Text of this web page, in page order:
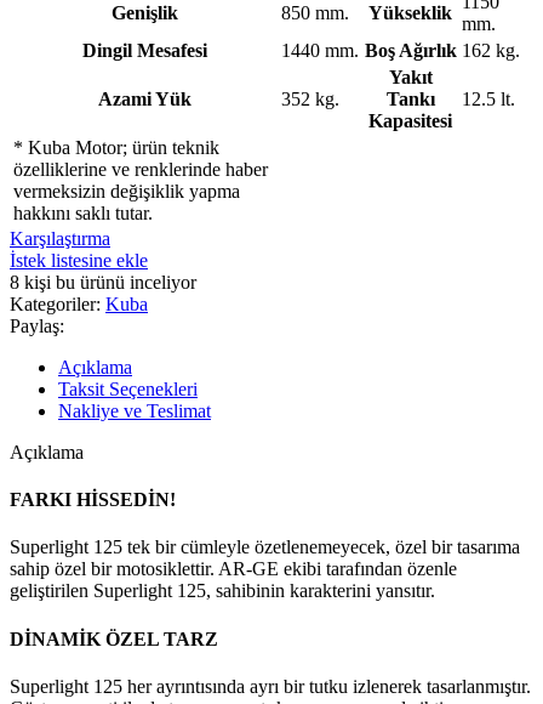
Genişlik 850 mm. Yükseklik
mm.
Dingil Mesafesi
1440 mm. Boş Ağırlık 162 kg.
Azami Yük 352 kg.
Yakıt
Tankı
Kapasitesi
12.5 lt.
* Kuba Motor; ürün teknik
özelliklerine ve renklerinde haber
vermeksizin değişiklik yapma
hakkını saklı tutar.
Karşılaştırma
İstek listesine ekle
8 kişi bu ürünü inceliyor
Kategoriler: Kuba
Paylaş:
Açıklama
Taksit Seçenekleri
Nakliye ve Teslimat
Açıklama
FARKI HİSSEDİN!
Superlight 125 tek bir cümleyle özetlenemeyecek, özel bir tasarıma
sahip özel bir motosiklettir. AR-GE ekibi tarafından özenle
geliştirilen Superlight 125, sahibinin karakterini yansıtır.
DİNAMİK ÖZEL TARZ
Superlight 125 her ayrıntısında ayrı bir tutku izlenerek tasarlanmıştır.